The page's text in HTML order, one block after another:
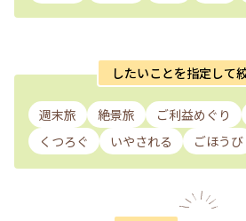
したいことを指定して
週末旅 絶景旅 ご利益めぐり
くつろぐ
いやされる ごほうび